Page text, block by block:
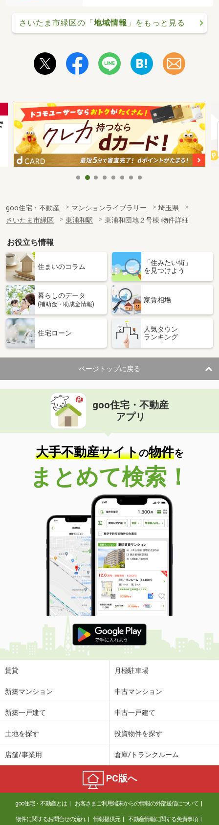
さいたま市緑区の「地域情報 」をもっと見る
goo住宅・不動産 マンションライブラリー
埼玉県
さいたま市緑区
東浦和駅 東浦和団地２号棟 物件詳細
お役立ち情報
住まいのコラム
「住みたい街」
を見つけよう
暮らしのデータ
(補助金・助成金情報)
家賃相場
住宅ローン
人気タウン
ランキング
ページトップに戻る
goo住宅・不動産
アプリ
大手不動産サイトの物件を
まとめて検索！
賃貸 月極駐車場
新築マンション 中古マンション
新築一戸建て 中古一戸建て
土地を探す 投資物件を探す
店舗/事業用 倉庫/トランクルーム
PC版へ
goo住宅・不動産とは お客さまご利用端末からの情報の外部送信について
物件に関するお問合せの流れ 情報提供元 不動産情報に関する免責事項